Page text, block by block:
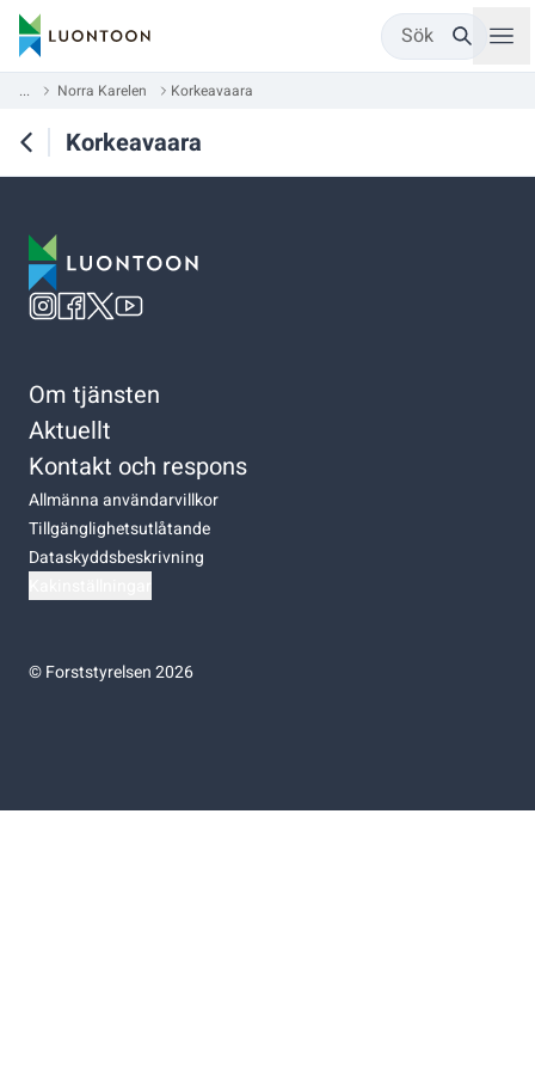
Sök
... Norra Karelen Korkeavaara
Korkeavaara
Om tjänsten
Aktuellt
Kontakt och respons
Allmänna användarvillkor
Tillgänglighetsutlåtande
Dataskyddsbeskrivning
©Forststyrelsen 2026